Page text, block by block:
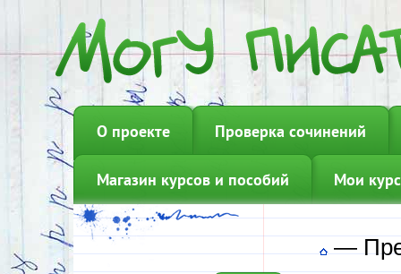
О проекте Проверка сочинений
Магазин курсов и пособий Мои
—